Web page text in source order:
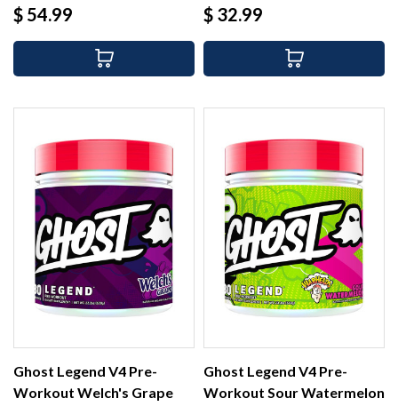
Precio
$ 54.99 Precio
$ 32.99
Ghost Legend V4 Pre-
Workout Welch's Grape
Ghost Legend V4 Pre-
Workout Sour Watermelon